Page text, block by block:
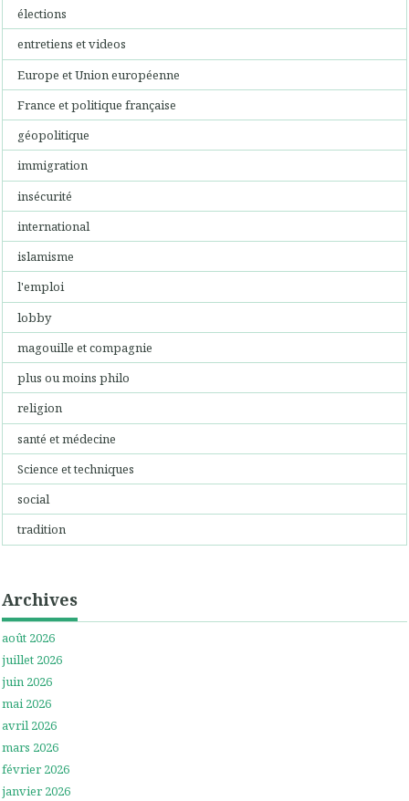
élections
entretiens et videos
Europe et Union européenne
France et politique française
géopolitique
immigration
insécurité
international
islamisme
l'emploi
lobby
magouille et compagnie
plus ou moins philo
religion
santé et médecine
Science et techniques
social
tradition
Archives
août 2026
juillet 2026
juin 2026
mai 2026
avril 2026
mars 2026
février 2026
janvier 2026